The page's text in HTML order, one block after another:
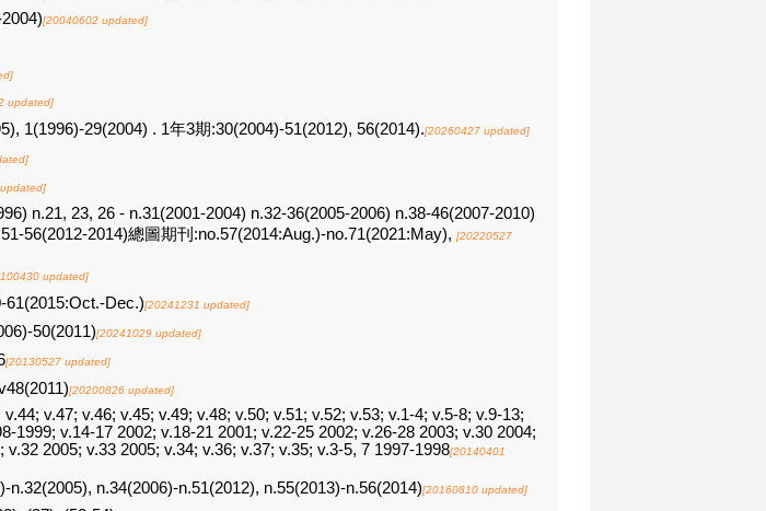
[20040602 updated]
updated]
1(1996)-29(2004) . 1年3期:30(2004)-51(2012), 56(2014).[20260427 updated]
n.21, 23, 26 - n.31(2001-2004) n.32-36(2005-2006) n.38-46(2007-2010)
56(2012-2014)總圖期刊:no.57(2014:Aug.)-no.71(2021:May), [20220527
updated]
61(2015:Oct.-Dec.)[20241231 updated]
50(2011)[20241029 updated]
[20130527 updated]
[20200826 updated]
v.47; v.46; v.45; v.49; v.48; v.50; v.51; v.52; v.53; v.1-4; v.5-8; v.9-13;
1999; v.14-17 2002; v.18-21 2001; v.22-25 2002; v.26-28 2003; v.30 2004;
v.32 2005; v.33 2005; v.34; v.36; v.37; v.35; v.3-5, 7 1997-1998[20140401
n.32(2005), n.34(2006)-n.51(2012), n.55(2013)-n.56(2014)[20160810 updated]